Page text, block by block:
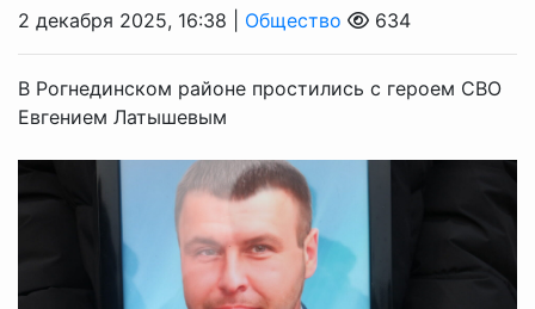
2 декабря 2025, 16:38 | Общество 634
В Рогнединском районе простились с героем СВО
Евгением Латышевым